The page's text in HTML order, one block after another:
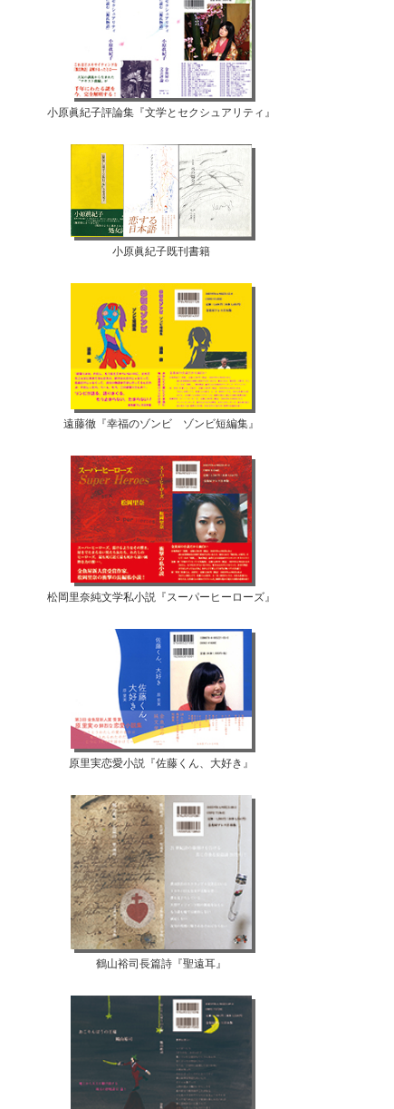
小原眞紀子評論集『文学とセクシュアリティ』
小原眞紀子既刊書籍
遠藤徹『幸福のゾンビ ゾンビ短編集』
松岡里奈純文学私小説『スーパーヒーローズ』
原里実恋愛小説『佐藤くん、大好き』
鶴山裕司長篇詩『聖遠耳』